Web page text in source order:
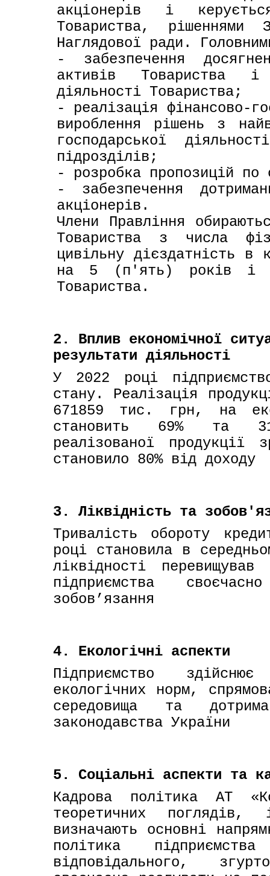
акціонерів і
Товариства, рішеннями
Наглядової ради.
- забезпечення
активів Товариства
діяльності Товариства;
- реалізація фінансово-
вироблення рішень з
господарської
підрозділів;
- розробка пропозицій по
- забезпечення
акціонерів.
Члени Правління
Товариства з числа
цивільну дієздатність
на 5 (п'ять) років і
Товариства.
2. Вплив економічної
результати діяльності
У 2022 році
стану. Реалізація
671859 тис. грн, на
становить 69% та
реалізованої
становило 80% від доходу
3. Ліквідність та
Тривалість обороту
році становила в
ліквідності
підприємства
зобов’язання
4. Екологічні аспекти
Підприємство
екологічних норм,
середовища та
законодавства України
5. Соціальні аспекти та
Кадрова політика АТ
теоретичних
визначають основні
політика
відповідального,